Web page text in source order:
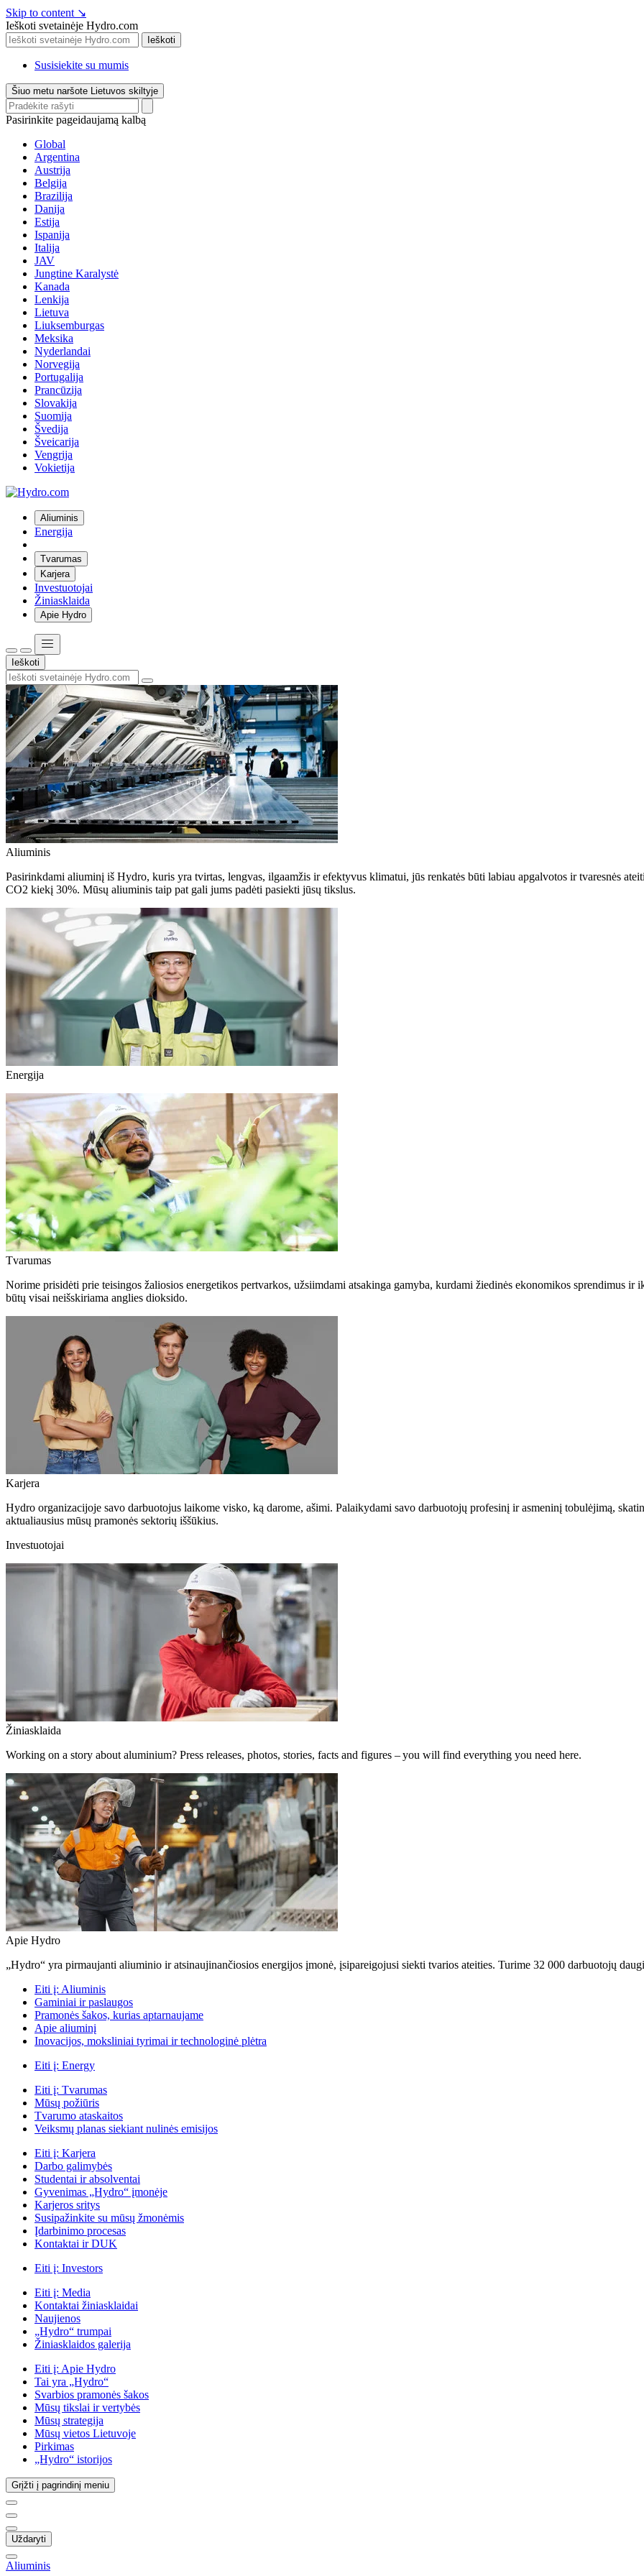
Skip to content ↘
Ieškoti svetainėje Hydro.com
Ieškoti
Susisiekite su mumis
Šiuo metu naršote Lietuvos skiltyje
Pasirinkite pageidaujamą kalbą
Global
Argentina
Austrija
Belgija
Brazilija
Danija
Estija
Ispanija
Italija
JAV
Jungtine Karalystė
Kanada
Lenkija
Lietuva
Liuksemburgas
Meksika
Nyderlandai
Norvegija
Portugalija
Prancūzija
Slovakija
Suomija
Švedija
Šveicarija
Vengrija
Vokietija
Aliuminis
Energija
Tvarumas
Karjera
Investuotojai
Žiniasklaida
Apie Hydro
Ieškoti
Aliuminis
Pasirinkdami aliuminį iš Hydro, kuris yra tvirtas, lengvas, ilgaamžis ir efektyvus klimatui, jūs renkatės būti labiau apgalvotos ir tvaresnės
CO2 kiekį 30%. Mūsų aliuminis taip pat gali jums padėti pasiekti jūsų tikslus.
Energija
Tvarumas
Norime prisidėti prie teisingos žaliosios energetikos pertvarkos, užsiimdami atsakinga gamyba, kurdami žiedinės ekonomikos sprendimus
būtų visai neišskiriama anglies dioksido.
Karjera
Hydro organizacijoje savo darbuotojus laikome visko, ką darome, ašimi. Palaikydami savo darbuotojų profesinį ir asmeninį tobulėjimą,
aktualiausius mūsų pramonės sektorių iššūkius.
Investuotojai
Žiniasklaida
Working on a story about aluminium? Press releases, photos, stories, facts and figures – you will find everything you need here.
Apie Hydro
„Hydro“ yra pirmaujanti aliuminio ir atsinaujinančiosios energijos įmonė, įsipareigojusi siekti tvarios ateities. Turime 32 000 darbuotojų
Eiti į: Aliuminis
Gaminiai ir paslaugos
Pramonės šakos, kurias aptarnaujame
Apie aliuminį
Inovacijos, moksliniai tyrimai ir technologinė plėtra
Eiti į: Energy
Eiti į: Tvarumas
Mūsų požiūris
Tvarumo ataskaitos
Veiksmų planas siekiant nulinės emisijos
Eiti į: Karjera
Darbo galimybės
Studentai ir absolventai
Gyvenimas „Hydro“ įmonėje
Karjeros sritys
Susipažinkite su mūsų žmonėmis
Įdarbinimo procesas
Kontaktai ir DUK
Eiti į: Investors
Eiti į: Media
Kontaktai žiniasklaidai
Naujienos
„Hydro“ trumpai
Žiniasklaidos galerija
Eiti į: Apie Hydro
Tai yra „Hydro“
Svarbios pramonės šakos
Mūsų tikslai ir vertybės
Mūsų strategija
Mūsų vietos Lietuvoje
Pirkimas
„Hydro“ istorijos
Grįžti į pagrindinį meniu
Uždaryti
Aliuminis